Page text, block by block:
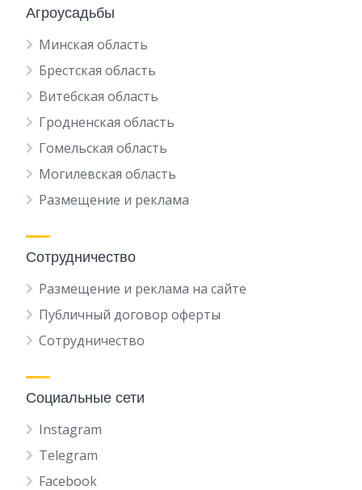
Агроусадьбы
Минская область
Брестская область
Витебская область
Гродненская область
Гомельская область
Могилевская область
Размещение и реклама
Сотрудничество
Размещение и реклама на сайте
Публичный договор оферты
Сотрудничество
Социальные сети
Instagram
Telegram
Facebook